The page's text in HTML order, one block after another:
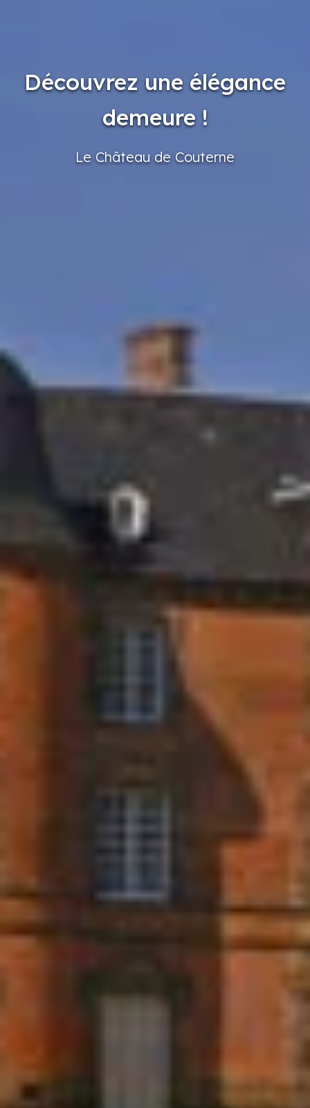
Découvrez une élégance
demeure !
Le Château de Couterne